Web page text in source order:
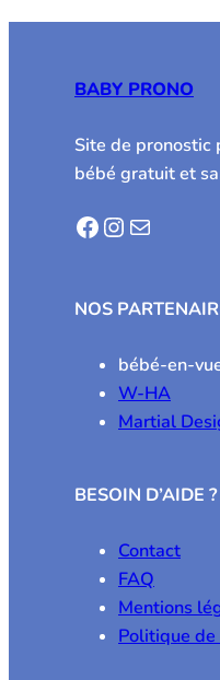
BABY PRONO
Site de pronostic
bébé gratuit et
Facebook Instagram E-mail
NOS
bébé-en-
W-HA
Martial
BESOIN D’AIDE ?
Contact
FAQ
Mentions
Politique